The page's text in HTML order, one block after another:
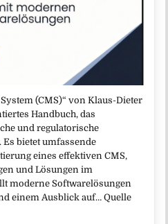
(CMS)“ von Klaus-Dieter
Handbuch, das
und regulatorische
bietet umfassende
eines effektiven CMS,
und Lösungen im
moderne Softwarelösungen
einem Ausblick auf… Quelle